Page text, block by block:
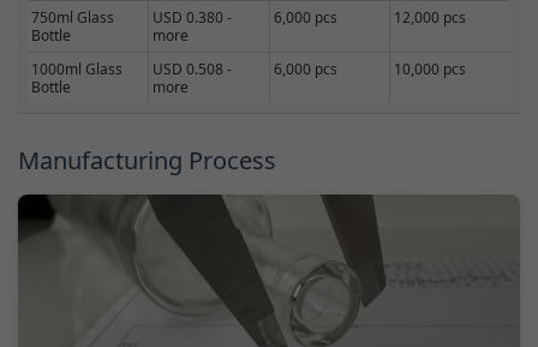
750ml Glass
Bottle
USD 0.380 -
more
6,000 pcs 12,000 pcs
1000ml Glass
Bottle
USD 0.508 -
more
6,000 pcs 10,000 pcs
Manufacturing Process